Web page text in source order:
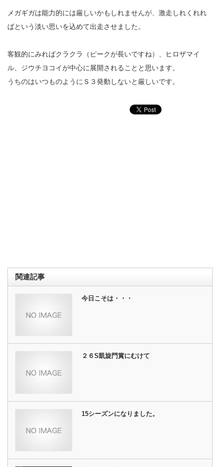
メガギガは能力的には厳しいかもしれませんが、激走しれくれれ
ばという淡い思いを込めて出走させました。
客観的にみればクラクラ（ピークが長いですね）、ヒロザマイ
ル、ジウチヨコイが中心に展開されることと思います。
うちのはいつものようにＳ３発動しないと厳しいです。
関連記事
今日こそは・・・
２６S凱旋門賞にむけて
15シーズンになりました。